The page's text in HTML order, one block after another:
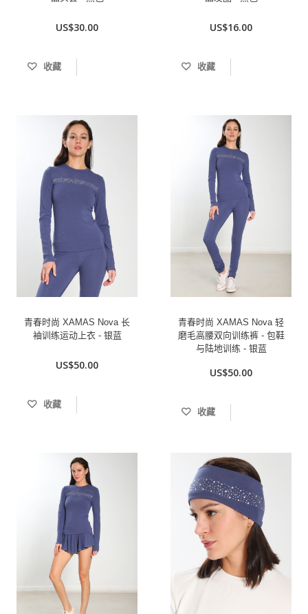
US$30.00
收藏
US$16.00
收藏
青春时尚 XAMAS Nova 长
袖训练运动上衣 - 银蓝
US$50.00
收藏
青春时尚 XAMAS Nova 轻
磨毛高腰双向训练裤 - 包鞋
与陆地训练 - 银蓝
US$50.00
收藏